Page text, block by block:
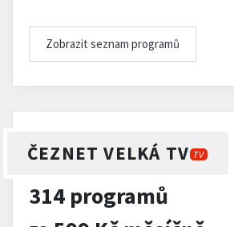
Zobrazit seznam programů
ČEZNET VELKÁ TV TV
314 programů